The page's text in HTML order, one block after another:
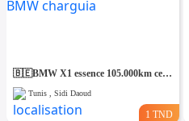
🇧🇪BMW X1 essence 105.000km certifiées🇩🇪 1ere main / entretien chez BMW charguia
Tunis , Sidi Daoud
1 TND